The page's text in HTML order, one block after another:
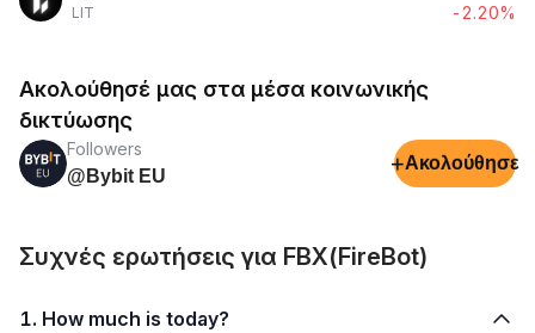
LIT
-2.20%
Ακολούθησέ μας στα μέσα κοινωνικής
δικτύωσης
Followers
@Bybit EU
+Ακολούθησε
Συχνές ερωτήσεις για FBX(FireBot)
1. How much is today?